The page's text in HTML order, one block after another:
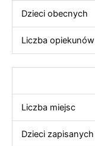
Dzieci obecnych
Liczba opiekunów
Liczba miejsc
Dzieci zapisanych